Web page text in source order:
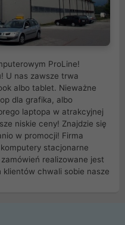
ProLine!
U nas zawsze trwa
albo tablet. Nieważne
dla grafika, albo
laptopa w atrakcyjnej
niskie ceny! Znajdzie się
w promocji! Firma
stacjonarne
realizowane jest
chwali sobie nasze